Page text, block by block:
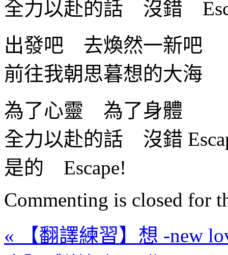
全力以赴的話 沒錯
出發吧 去煥然一新吧
前往我朝思暮想的大海
為了心靈 為了身體
全力以赴的話 沒錯
是的 Escape!
Commenting is closed for
« 【翻譯練習】想 -new